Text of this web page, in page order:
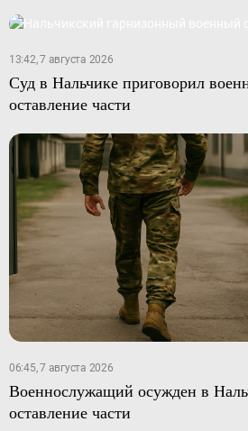
13:42, 7 августа 2026
Суд в Нальчике приговорил
оставление части
06:45, 7 августа 2026
Военнослужащий осужден в
оставление части